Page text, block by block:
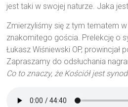
jest taki w swojej naturze. Jaka
Zmierzyliśmy się z tym tematem
znakomitego gościa. Prelekcję o
Łukasz Wiśniewski OP, prowincjał
Zapraszamy do odsłuchania
Co to znaczy, że Kościół jest